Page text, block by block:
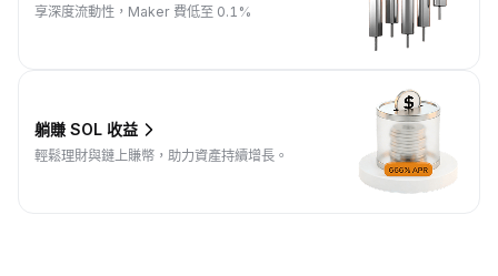
享深度流動性，Maker 費低至 0.1%
躺賺 SOL 收益
輕鬆理財與鏈上賺幣，助力資產持續增長。